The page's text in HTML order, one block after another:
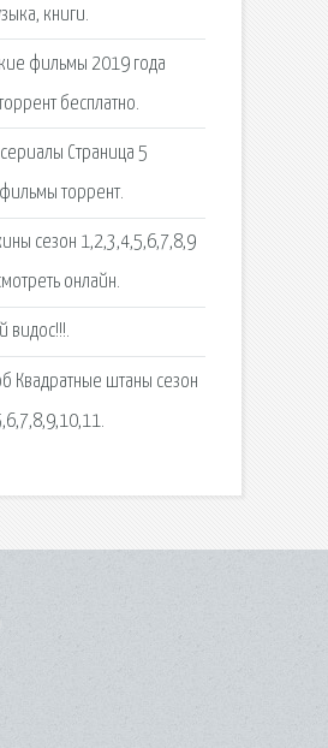
книги.
фильмы 2019 года
бесплатно.
Страница 5
торрент.
сезон 1,2,3,4,5,6,7,8,9
онлайн.
видос!!!.
Квадратные штаны сезон